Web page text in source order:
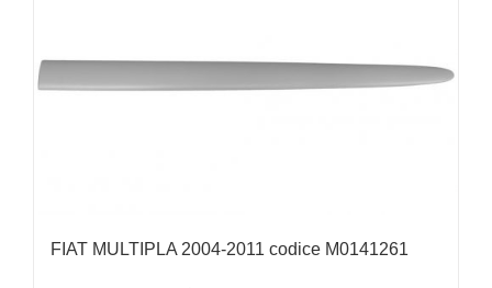
FIAT MULTIPLA 2004-2011 codice M0141261